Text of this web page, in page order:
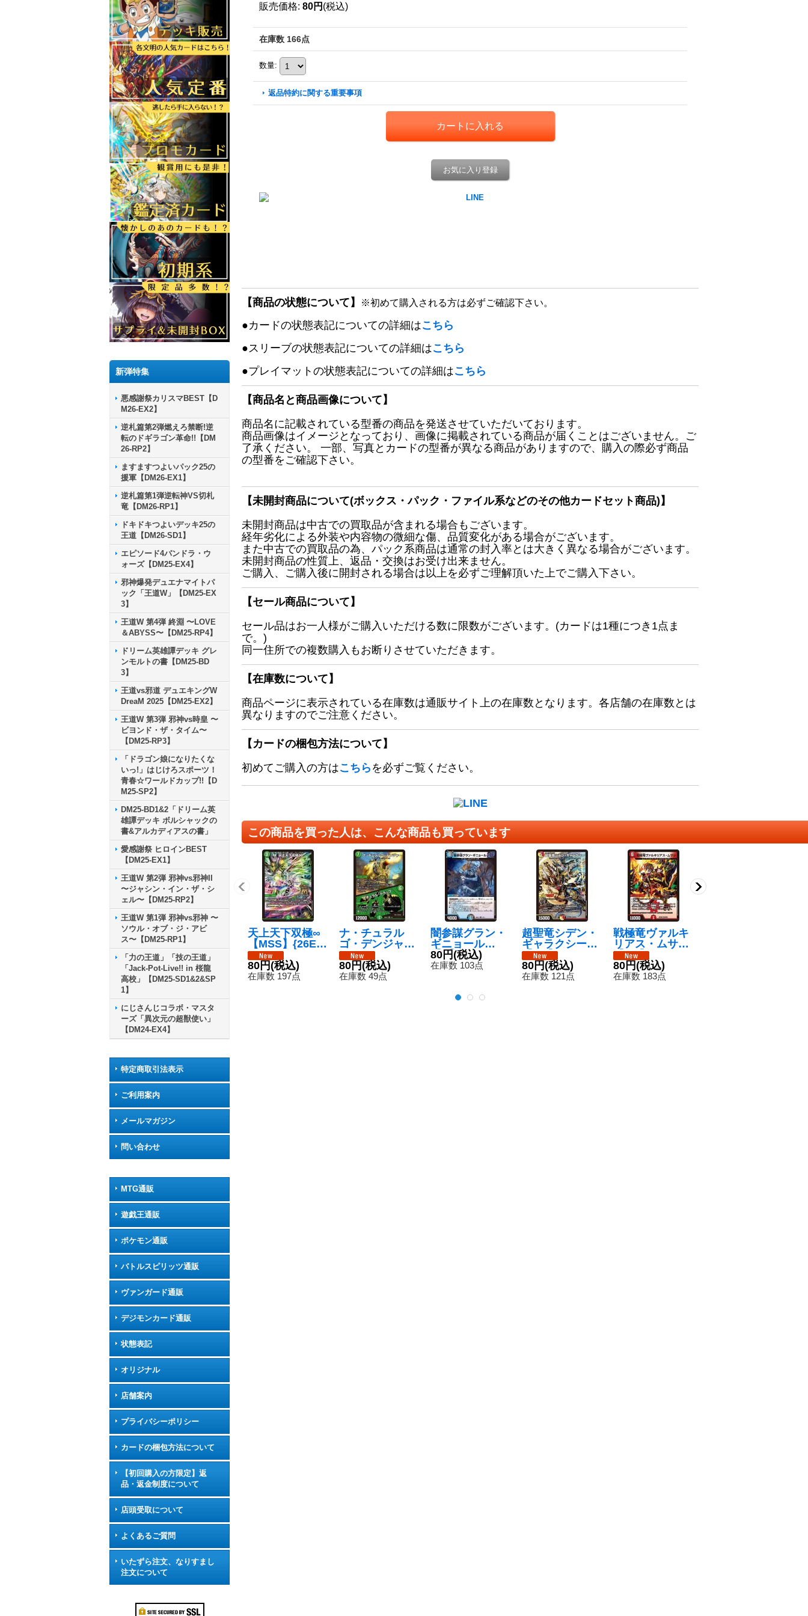
新弾特集
悪感謝祭カリスマBEST【D
M26-EX2】
逆札篇第2弾燃えろ禁断!逆
転のドギラゴン革命!!【DM
26-RP2】
ますますつよいパック25の
援軍【DM26-EX1】
逆札篇第1弾逆転神VS切札
竜【DM26-RP1】
ドキドキつよいデッキ25の
王道【DM26-SD1】
エピソード4パンドラ・ウ
ォーズ【DM25-EX4】
邪神爆発デュエナマイトパ
ック「王道W」【DM25-EX
3】
王道W 第4弾 終淵 〜LOVE
＆ABYSS〜【DM25-RP4】
ドリーム英雄譚デッキ グレ
ンモルトの書【DM25-BD
3】
王道vs邪道 デュエキングW
DreaM 2025【DM25-EX2】
王道W 第3弾 邪神vs時皇 〜
ビヨンド・ザ・タイム〜
【DM25-RP3】
「ドラゴン娘になりたくな
いっ!」はじけろスポーツ！
青春☆ワールドカップ!!【D
M25-SP2】
DM25-BD1&2「ドリーム英
雄譚デッキ ボルシャックの
書&アルカディアスの書」
愛感謝祭 ヒロインBEST
【DM25-EX1】
王道W 第2弾 邪神vs邪神II
〜ジャシン・イン・ザ・シ
ェル〜【DM25-RP2】
王道W 第1弾 邪神vs邪神 〜
ソウル・オブ・ジ・アビ
ス〜【DM25-RP1】
「力の王道」「技の王道」
「Jack-Pot-Live!! in 桜龍
高校」【DM25-SD1&2&SP
1】
にじさんじコラボ・マスタ
ーズ「異次元の超獣使い」
【DM24-EX4】
特定商取引法表示
ご利用案内
メールマガジン
問い合わせ
MTG通販
遊戯王通販
ポケモン通販
バトルスピリッツ通販
ヴァンガード通販
デジモンカード通販
状態表記
オリジナル
店舗案内
プライバシーポリシー
カードの梱包方法について
【初回購入の方限定】返
品・返金制度について
店頭受取について
よくあるご質問
いたずら注文、なりすまし
注文について
販売価格: 80円 (税込)
在庫数 166点
数量:
返品特約に関する重要事項
お気に入り登録
【商品の状態について】 ※初めて購入される方は必ずご確認下さい。
●カードの状態表記についての詳細はこちら
●スリーブの状態表記についての詳細はこちら
●プレイマットの状態表記についての詳細はこちら
【商品名と商品画像について】
商品名に記載されている型番の商品を発送させていただいております。
商品画像はイメージとなっており、画像に掲載されている商品が届くことはございません。ご
了承ください。 一部、写真とカードの型番が異なる商品がありますので、購入の際必ず商品
の型番をご確認下さい。
【未開封商品について(ボックス・パック・ファイル系などのその他カードセット商品)】
未開封商品は中古での買取品が含まれる場合もございます。
経年劣化による外装や内容物の微細な傷、品質変化がある場合がございます。
また中古での買取品の為、パック系商品は通常の封入率とは大きく異なる場合がございます。
未開封商品の性質上、返品・交換はお受け出来ません。
ご購入、ご購入後に開封される場合は以上を必ずご理解頂いた上でご購入下さい。
【セール商品について】
セール品はお一人様がご購入いただける数に限数がございます。(カードは1種につき1点ま
で。)
同一住所での複数購入もお断りさせていただきます。
【在庫数について】
商品ページに表示されている在庫数は通販サイト上の在庫数となります。各店舗の在庫数とは
異なりますのでご注意ください。
【カードの梱包方法について】
初めてご購入の方はこちら を必ずご覧ください。
この商品を買った人は、こんな商品も買っています
天上天下双極∞
【MSS】{26EX
18/50}《自然》
80円(税込)
在庫数 197点
ナ・チュラル
ゴ・デンジャー/
ナチュラル・ト
ラップ【SR】{2
6SD1P4/12}
80円(税込)
在庫数 49点
闇参謀グラン・
ギニョール
【R】{26SD1J1
2/13}《多》
80円(税込)
在庫数 103点
超聖竜シデン・
ギャラクシー
【SR】{26EX12
8/50}《多》
80円(税込)
在庫数 121点
戦極竜ヴァルキ
リアス・ムサシ
【VR】{26EX13
8/50}《火》
80円(税込)
在庫数 183点